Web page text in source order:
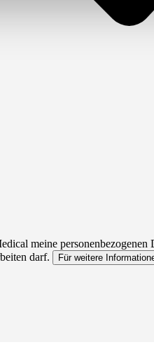
meine
darf.
Für weitere